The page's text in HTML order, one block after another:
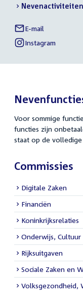
Links
naar
sociale
E-mail
Anouschka
Biekman
External
Instagram
van
Biekman
Voor sommige
functies zijn
staat op de volledige
Commissies
Digitale Zaken
Financiën
Koninkrijksrelaties
Onderwijs, Cultuur
Rijksuitgaven
Sociale Zaken en
Volksgezondheid,